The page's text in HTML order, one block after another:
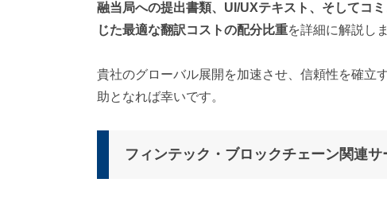
融当局への提出書類、UI/UXテキスト、そしてコ
じた最適な翻訳コストの配分比重を詳細に解説しま
貴社のグローバル展開を加速させ、信頼性を確立
助となれば幸いです。
フィンテック・ブロックチェーン関連